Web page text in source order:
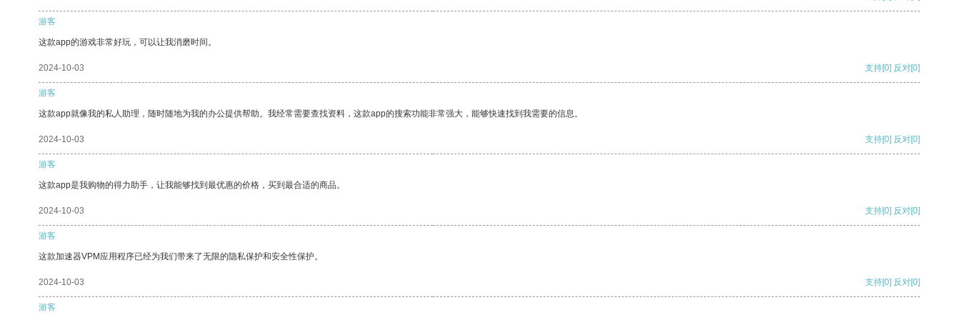
游客
这款app的游戏非常好玩，可以让我消磨时间。
2024-10-03 支持[0] 反对[0]
游客
这款app就像我的私人助理，随时随地为我的办公提供帮助。我经常需要查找资料，这款app的搜索功能非常强大，能够快速找到我需要的信息。
2024-10-03 支持[0] 反对[0]
游客
这款app是我购物的得力助手，让我能够找到最优惠的价格，买到最合适的商品。
2024-10-03 支持[0] 反对[0]
游客
这款加速器VPM应用程序已经为我们带来了无限的隐私保护和安全性保护。
2024-10-03 支持[0] 反对[0]
游客